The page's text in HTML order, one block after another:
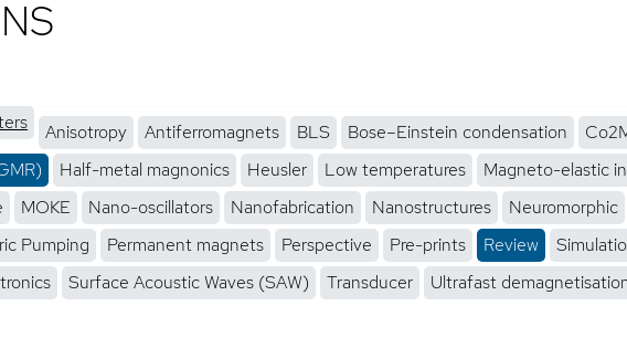
Anisotropy Antiferromagnets BLS Bose–Einstein condensation
Half-metal magnonics Heusler Low temperatures Magneto-elastic
MOKE Nano-oscillators Nanofabrication Nanostructures Neuromorphic
Pumping Permanent magnets Perspective Pre-prints Review
Surface Acoustic Waves (SAW) Transducer Ultrafast